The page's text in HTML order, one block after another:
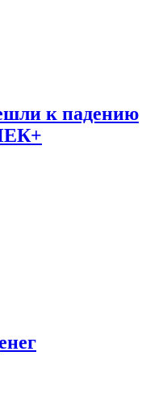
к падению